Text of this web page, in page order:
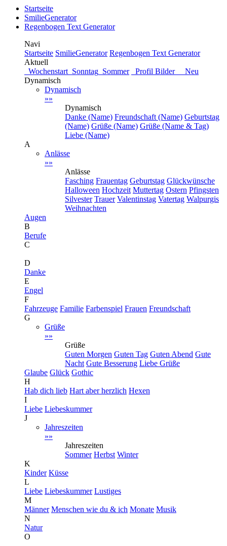
Startseite
SmilieGenerator
Regenbogen Text Generator
Navi
Startseite SmilieGenerator Regenbogen Text Generator
Aktuell
Wochenstart Sonntag Sommer
Profil Bilder Neu
Dynamisch
Dynamisch
»»
Dynamisch
Danke (Name) Freundschaft (Name) Geburtstag
(Name) Grüße (Name) Grüße (Name & Tag)
Liebe (Name)
A
Anlässe
»»
Anlässe
Fasching Frauentag Geburtstag Glückwünsche
Halloween Hochzeit Muttertag Ostern Pfingsten
Silvester Trauer Valentinstag Vatertag Walpurgis
Weihnachten
Augen
B
Berufe
C
D
Danke
E
Engel
F
Fahrzeuge Familie Farbenspiel Frauen Freundschaft
G
Grüße
»»
Grüße
Guten Morgen Guten Tag Guten Abend Gute
Nacht Gute Besserung Liebe Grüße
Glaube Glück Gothic
H
Hab dich lieb Hart aber herzlich Hexen
I
Liebe Liebeskummer
J
Jahreszeiten
»»
Jahreszeiten
Sommer Herbst Winter
K
Kinder Küsse
L
Liebe Liebeskummer Lustiges
M
Männer Menschen wie du & ich Monate Musik
N
Natur
O